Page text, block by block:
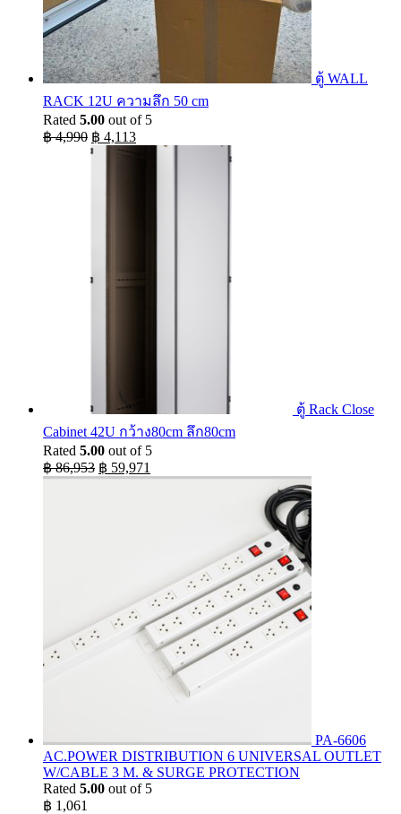
ตู้ WALL
RACK 12U ความลึก 50 cm
Rated 5.00 out of 5
฿4,990 Original
price
฿ 4,113Current
ตู้ Rack Close
Cabinet 42U กว้าง80cm ลึก80cm
Rated 5.00 out of 5
฿86,953 Original
price
฿ 59,971
price
PA-6606
AC.POWER DISTRIBUTION 6 UNIVERSAL OUTLET
W/CABLE 3 M. & SURGE PROTECTION
Rated 5.00 out of 5
฿ 1,061